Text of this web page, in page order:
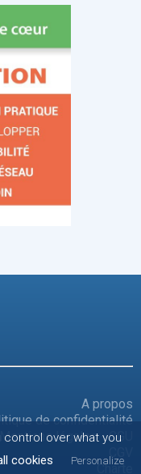
A propos
de confidentialité
Mentions légales - CGU
CGV
Charte
over what you
cookies Personalize